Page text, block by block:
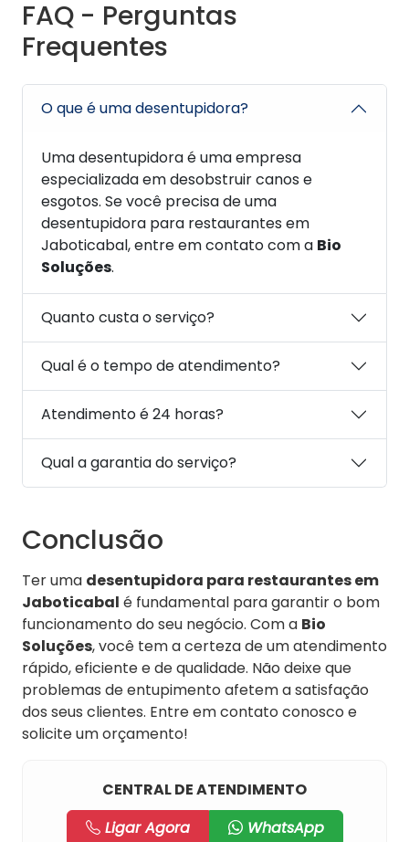
FAQ - Perguntas
Frequentes
O que é uma desentupidora?
Uma desentupidora é uma empresa
especializada em desobstruir canos e
esgotos. Se você precisa de uma
desentupidora para restaurantes em
Jaboticabal, entre em contato com a Bio
Soluções.
Quanto custa o serviço?
Qual é o tempo de atendimento?
Atendimento é 24 horas?
Qual a garantia do serviço?
Conclusão
Ter uma desentupidora para restaurantes em
Jaboticabal é fundamental para garantir o bom
funcionamento do seu negócio. Com a Bio
Soluções, você tem a certeza de um atendimento
rápido, eficiente e de qualidade. Não deixe que
problemas de entupimento afetem a satisfação
dos seus clientes. Entre em contato conosco e
solicite um orçamento!
CENTRAL DE ATENDIMENTO
Ligar Agora
WhatsApp